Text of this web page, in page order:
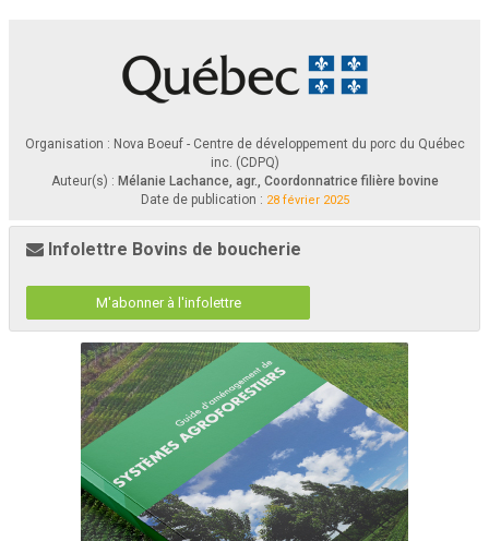
Génétique
s u r v o l   d e s   t r o i s
p r e m i e r s   n i v e a u x
e t   i r o n t   p l u s   e n
d é t a i l s   p o u r   l e
Organisation : Nova Boeuf - Centre de développement du porc du Québec
inc. (CDPQ)
Auteur(s) : Mélanie Lachance, agr., Coordonnatrice filière bovine
Date de publication : 28 février 2025
Infolettre Bovins de boucherie
M'abonner à l'infolettre